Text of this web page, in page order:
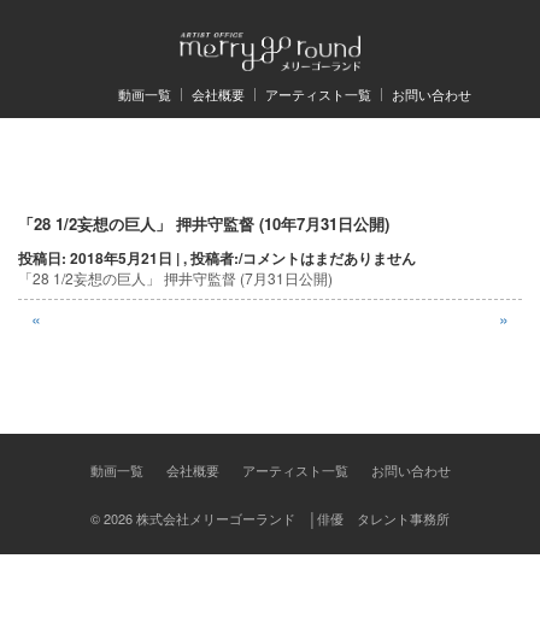
動画一覧 会社概要 アーティスト一覧 お問い合わせ
「28 1/2妄想の巨人」 押井守監督 (10年7月31日公開)
投稿日: 2018年5月21日 | , 投稿者:/コメントはまだありません
「28 1/2妄想の巨人」 押井守監督 (7月31日公開)
投
稿
ナ
ー
ン
« »
動画一覧 会社概要 アーティスト一覧 お問い合わせ
© 2026 株式会社メリーゴーランド │俳優 タレント事務所